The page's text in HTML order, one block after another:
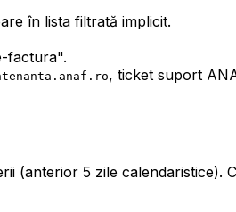
în lista filtrată implicit.
factura".
, ticket suport
(anterior 5 zile calendaristice).